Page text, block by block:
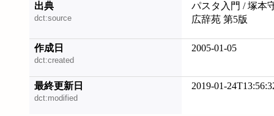
出典
dct:source
パスタ入門 / 塚本
広辞苑 第5版
作成日
dct:created
2005-01-05
最終更新日
dct:modified
2019-01-